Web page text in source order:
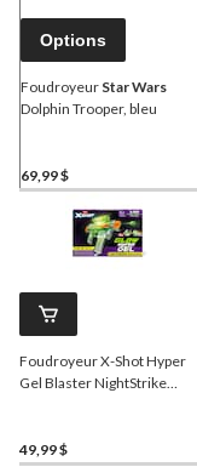
Options
Foudroyeur Star Wars
Dolphin Trooper, bleu
69,99 $
Foudroyeur X-Shot Hyper
Gel Blaster NightStrike
49,99 $